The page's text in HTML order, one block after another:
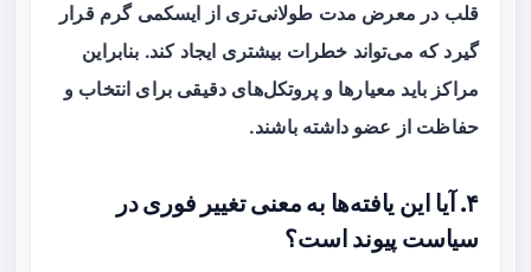
قلب در معرض مدت طولانی‌تری از ایسکمی گرم قرار
گیرد که می‌تواند خطرات بیشتری ایجاد کند. بنابراین
مراکز باید معیارها و پروتکل‌های دقیقی برای انتخاب و
حفاظت از عضو داشته باشند.
۴. آیا این یافته‌ها به معنی تغییر فوری در
سیاست پیوند است؟